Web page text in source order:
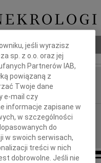
jeśli wyrazisz
sp. z o.o. oraz jej
Partnerów IAB,
powiązaną z
Twoje dane
e-mail czy
informacje zapisane w
w szczególności
do
w swoich serwisach,
treści w nich
dobrowolne. Jeśli nie